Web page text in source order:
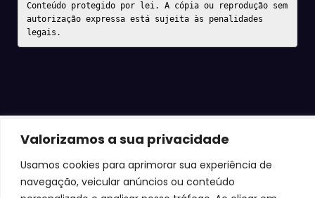
Valorizamos a sua privacidade
Usamos cookies para aprimorar sua experiência de
navegação, veicular anúncios ou conteúdo
Conteúdo protegido por lei. A cópia ou reprodução sem
autorização expressa está sujeita às penalidades
legais.